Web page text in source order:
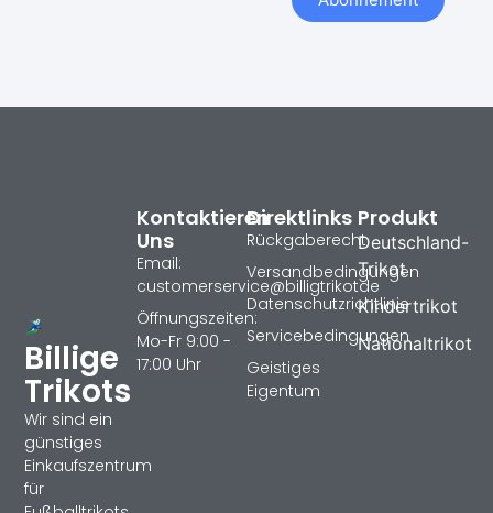
Billige
Trikots
Wir sind ein
günstiges
Einkaufszentrum
für
Produkt
Deutschland-
Trikot
Kindertrikot
Nationaltrikot
Direktlinks
Rückgaberecht
Versandbedingungen
Datenschutzrichtlinie
Servicebedingungen
Geistiges
Eigentum
Kontaktieren
Uns
Email:
customerservice@billigtrikotde
Öffnungszeiten:
Mo-Fr 9:00 -
17:00 Uhr